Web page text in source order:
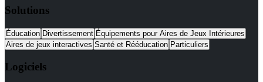
Solutions
Éducation Divertissement Équipements pour Aires de Jeux Intérieures
Aires de jeux interactives Santé et Rééducation Particuliers
Logiciels